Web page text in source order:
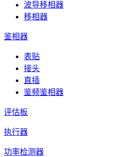
波导移相器
移相器
鉴相器
表贴
接头
直插
鉴频鉴相器
评估板
执行器
功率检测器